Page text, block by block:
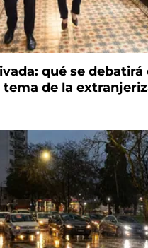
qué se debatirá
tema de la